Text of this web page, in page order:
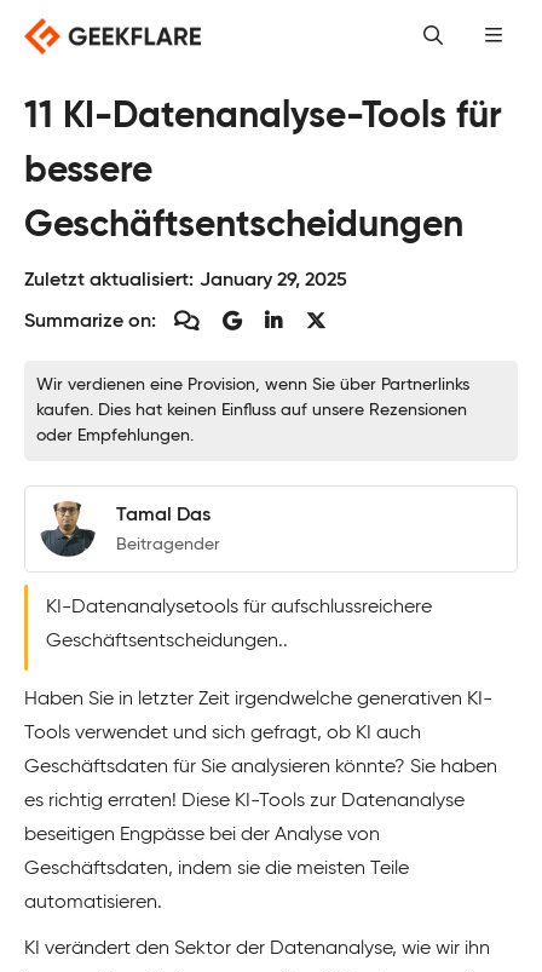
Skip
content
11 KI-Datenanalyse-Tools für
bessere
Geschäftsentscheidungen
Zuletzt aktualisiert: January 29, 2025
Summarize on:
Wir verdienen eine Provision, wenn Sie über Partnerlinks
kaufen. Dies hat keinen Einfluss auf unsere Rezensionen
oder Empfehlungen.
Tamal Das
Beitragender
KI-Datenanalysetools für aufschlussreichere
Geschäftsentscheidungen..
Haben Sie in letzter Zeit irgendwelche generativen KI-
Tools verwendet und sich gefragt, ob KI auch
Geschäftsdaten für Sie analysieren könnte? Sie haben
es richtig erraten! Diese KI-Tools zur Datenanalyse
beseitigen Engpässe bei der Analyse von
Geschäftsdaten, indem sie die meisten Teile
automatisieren.
KI verändert den Sektor der Datenanalyse, wie wir ihn